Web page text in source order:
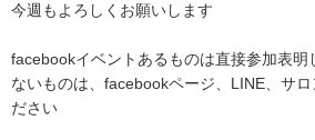
今週もよろしくお願いします
facebookイベントあるものは直接参加表明
ないものは、facebookページ、LINE、サロ
ださい